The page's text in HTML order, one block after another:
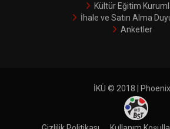
Kültür Eğitim
İhale ve Satın Alma
Anketler
İKÜ © 2018 | Phoenix